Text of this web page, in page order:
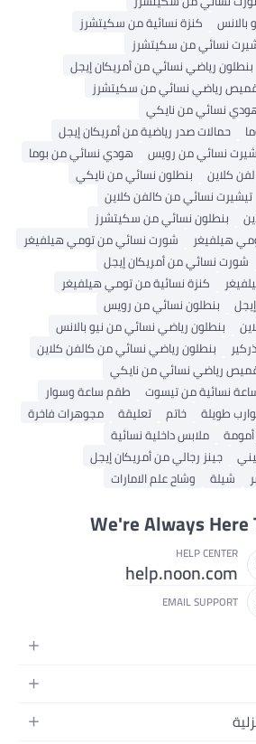
كنزة نسائية من سكيتشرز
نسائي من سكيتشرز
بنطلون رياضي نسائي من أمريكان إيجل
رياضي نسائي من سكيتشرز
نسائي من نايكي
حمالات صدر رياضية من أمريكان إيجل
نسائي من رويس
هودي نسائي من بوما
كلاين
بنطلون نسائي من نايكي
تيشيرت نسائي من كالفن كلاين
بنطلون نسائي من سكيتشرز
هيلفيغر
شورت نسائي من تومي هيلفيغر
شورت نسائي من أمريكان إيجل
كنزة نسائية من تومي هيلفيغر
بنطلون نسائي من رويس
بنطلون رياضي نسائي من نيو بالانس
بنطلون رياضي نسائي من كالفن كلاين
رياضي نسائي من نايكي
نسائية من تيسوت
طقم ساعة وسوار
طويلة خاتم تعليقة
مجوهرات فاخرة
ملابس داخلية نسائية
جينز رجالي من أمريكان إيجل
شيلة وشاح علم الامارات
We're Always Here
HELP CENTER
help.noon.com
EMAIL SUPPORT